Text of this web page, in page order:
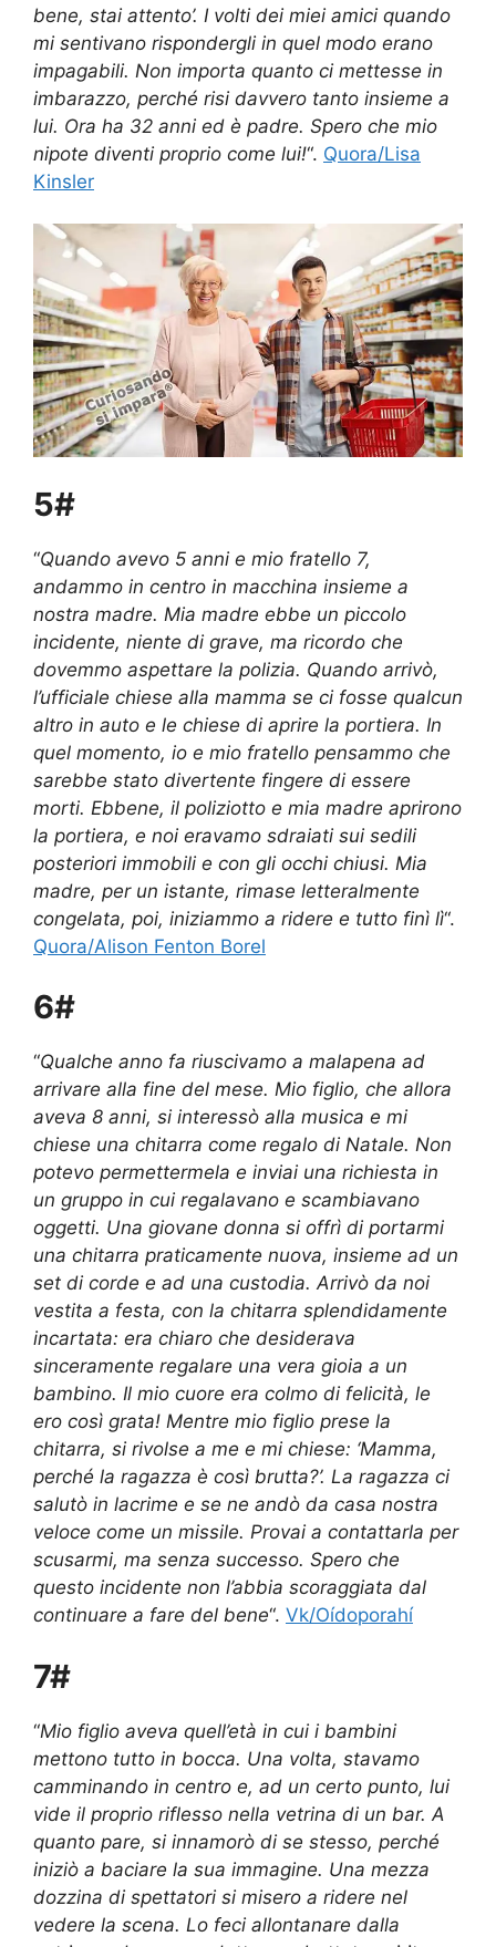
bene, stai attento’. I volti dei miei amici quando
mi sentivano rispondergli in quel modo erano
impagabili. Non importa quanto ci mettesse in
imbarazzo, perché risi davvero tanto insieme a
lui. Ora ha 32 anni ed è padre. Spero che mio
nipote diventi proprio come lui!“. Quora/Lisa
Kinsler
5#
“Quando avevo 5 anni e mio fratello 7,
andammo in centro in macchina insieme a
nostra madre. Mia madre ebbe un piccolo
incidente, niente di grave, ma ricordo che
dovemmo aspettare la polizia. Quando arrivò,
l’ufficiale chiese alla mamma se ci fosse qualcun
altro in auto e le chiese di aprire la portiera. In
quel momento, io e mio fratello pensammo che
sarebbe stato divertente fingere di essere
morti. Ebbene, il poliziotto e mia madre aprirono
la portiera, e noi eravamo sdraiati sui sedili
posteriori immobili e con gli occhi chiusi. Mia
madre, per un istante, rimase letteralmente
congelata, poi, iniziammo a ridere e tutto finì lì“.
Quora/Alison Fenton Borel
6#
“Qualche anno fa riuscivamo a malapena ad
arrivare alla fine del mese. Mio figlio, che allora
aveva 8 anni, si interessò alla musica e mi
chiese una chitarra come regalo di Natale. Non
potevo permettermela e inviai una richiesta in
un gruppo in cui regalavano e scambiavano
oggetti. Una giovane donna si offrì di portarmi
una chitarra praticamente nuova, insieme ad un
set di corde e ad una custodia. Arrivò da noi
vestita a festa, con la chitarra splendidamente
incartata: era chiaro che desiderava
sinceramente regalare una vera gioia a un
bambino. Il mio cuore era colmo di felicità, le
ero così grata! Mentre mio figlio prese la
chitarra, si rivolse a me e mi chiese: ‘Mamma,
perché la ragazza è così brutta?’. La ragazza ci
salutò in lacrime e se ne andò da casa nostra
veloce come un missile. Provai a contattarla per
scusarmi, ma senza successo. Spero che
questo incidente non l’abbia scoraggiata dal
continuare a fare del bene“. Vk/Oídoporahí
7#
“Mio figlio aveva quell’età in cui i bambini
mettono tutto in bocca. Una volta, stavamo
camminando in centro e, ad un certo punto, lui
vide il proprio riflesso nella vetrina di un bar. A
quanto pare, si innamorò di se stesso, perché
iniziò a baciare la sua immagine. Una mezza
dozzina di spettatori si misero a ridere nel
vedere la scena. Lo feci allontanare dalla